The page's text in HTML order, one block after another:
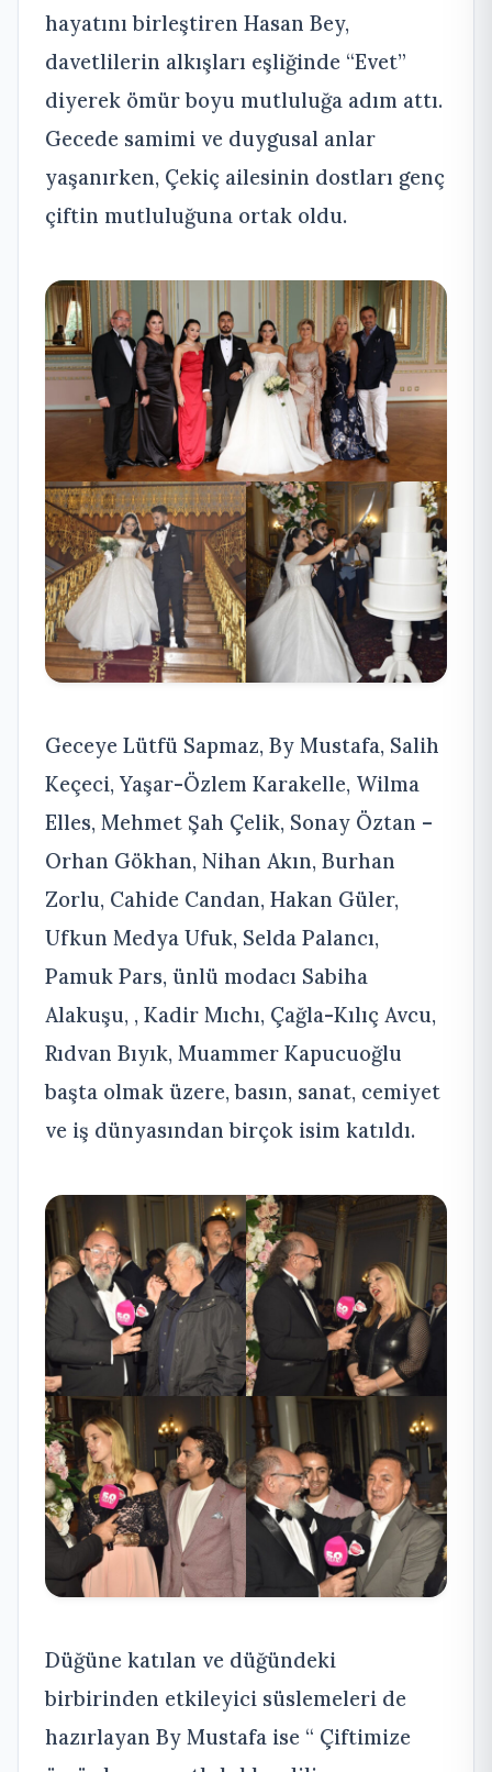
hayatını birleştiren Hasan Bey,
davetlilerin alkışları eşliğinde “Evet”
diyerek ömür boyu mutluluğa adım attı.
Gecede samimi ve duygusal anlar
yaşanırken, Çekiç ailesinin dostları genç
çiftin mutluluğuna ortak oldu.
Geceye Lütfü Sapmaz, By Mustafa, Salih
Keçeci, Yaşar-Özlem Karakelle, Wilma
Elles, Mehmet Şah Çelik, Sonay Öztan –
Orhan Gökhan, Nihan Akın, Burhan
Zorlu, Cahide Candan, Hakan Güler,
Ufkun Medya Ufuk, Selda Palancı,
Pamuk Pars, ünlü modacı Sabiha
Alakuşu, , Kadir Mıchı, Çağla-Kılıç Avcu,
Rıdvan Bıyık, Muammer Kapucuoğlu
başta olmak üzere, basın, sanat, cemiyet
ve iş dünyasından birçok isim katıldı.
Düğüne katılan ve düğündeki
birbirinden etkileyici süslemeleri de
hazırlayan By Mustafa ise “ Çiftimize